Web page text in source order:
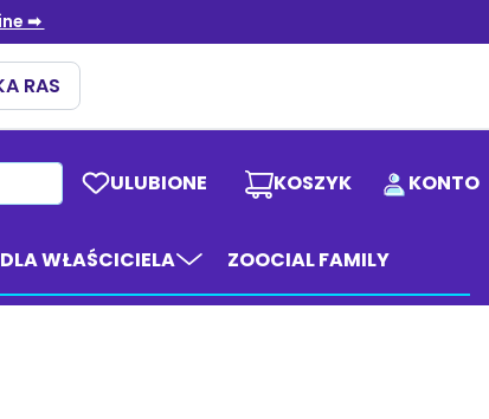
KOSZYK
ULUBIONE KONTO
DLA WŁAŚCICIELA ZOOCIAL FAMILY